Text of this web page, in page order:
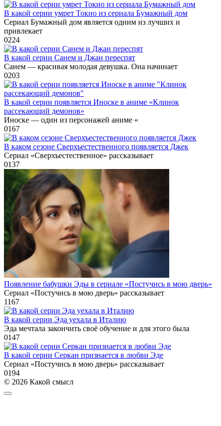
В какой серии умрет Токио из сериала Бумажный дом
Сериал Бумажный дом является одним из лучших и
привлекает
0224
В какой серии Санем и Джан переспят
Санем — красивая молодая девушка. Она начинает
0203
В какой серии появляется Иноске в аниме «Клинок
рассекающий демонов»
Иноске — один из персонажей аниме «
0167
В каком сезоне Сверхъестественного появляется Джек
Сериал «Сверхъестественное» рассказывает
0137
Появление бабушки Эды в сериале «Постучись в мою дверь»
Сериал «Постучись в мою дверь» рассказывает
1167
В какой серии Эда уехала в Италию
Эда мечтала закончить своё обучение и для этого была
0147
В какой серии Серкан признается в любви Эде
Сериал «Постучись в мою дверь» рассказывает
0194
© 2026 Какой смысл